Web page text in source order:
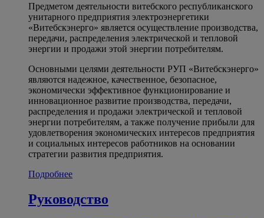
Предметом деятельности витебского республиканского
унитарного предприятия электроэнергетики
«Витебскэнерго» является осуществление производства,
передачи, распределения электрической и тепловой
энергии и продажи этой энергии потребителям.
Основными целями деятельности РУП «Витебскэнерго»
являются надежное, качественное, безопасное,
экономически эффективное функционирование и
инновационное развитие производства, передачи,
распределения и продажи электрической и тепловой
энергии потребителям, а также получение прибыли для
удовлетворения экономических интересов предприятия
и социальных интересов работников на основании
стратегии развития предприятия.
Подробнее
Руководство